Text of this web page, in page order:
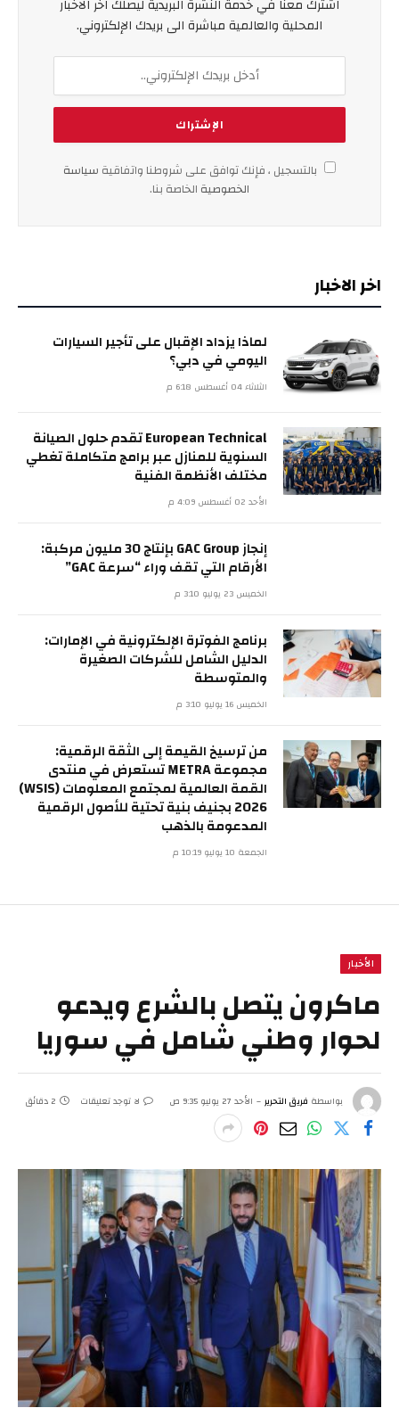
اشترك معنا في خدمة النشرة البريدية ليصلك اخر الاخبار
المحلية والعالمية مباشرة الى بريدك الإلكتروني.
بالتسجيل ، فإنك توافق على شروطنا واتفاقية سياسة
الخصوصية الخاصة بنا.
اخر الاخبار
لماذا يزداد الإقبال على تأجير السيارات
اليومي في دبي؟
الثلاثاء 04 أغسطس 6:18 م
European Technical تقدم حلول الصيانة
السنوية للمنازل عبر برامج متكاملة تغطي
مختلف الأنظمة الفنية
الأحد 02 أغسطس 4:09 م
إنجاز GAC Group بإنتاج 30 مليون مركبة:
الأرقام التي تقف وراء “سرعة GAC”
الخميس 23 يوليو 3:10 م
برنامج الفوترة الإلكترونية في الإمارات:
الدليل الشامل للشركات الصغيرة
والمتوسطة
الخميس 16 يوليو 3:10 م
من ترسيخ القيمة إلى الثقة الرقمية:
مجموعة METRA تستعرض في منتدى
القمة العالمية لمجتمع المعلومات (WSIS)
2026 بجنيف بنية تحتية للأصول الرقمية
المدعومة بالذهب
الجمعة 10 يوليو 10:19 م
الأخبار
ماكرون يتصل بالشرع ويدعو
لحوار وطني شامل في سوريا
بواسطة فريق التحرير الأحد 27 يوليو 9:35 ص لا توجد تعليقات 2 دقائق